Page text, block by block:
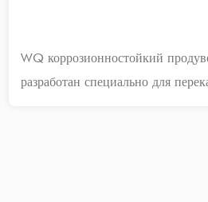
WQ коррозионностойкий
разработан специально для